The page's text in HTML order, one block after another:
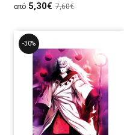
από 5,30€ 7,60€
-30%